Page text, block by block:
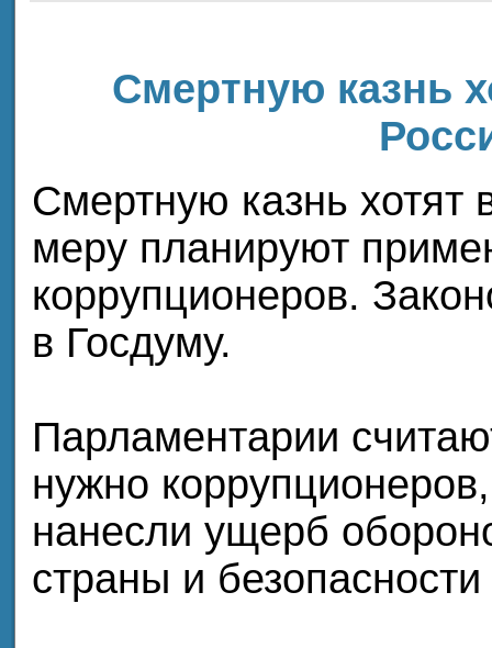
Смертную казнь
Смертную казнь хотят
меру планируют
коррупционеров.
в Госдуму.
Парламентарии
нужно
нанесли ущерб
страны и